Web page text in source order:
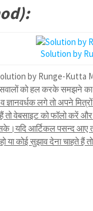
Solution by
(Solution by Runge-
को हल करके समझने
ज्ञानवर्धक लगे तो अपने
तो वेबसाइट को फॉलो करें
आर्टिकल पसन्द आए
या कोई सुझाव देना चाहते